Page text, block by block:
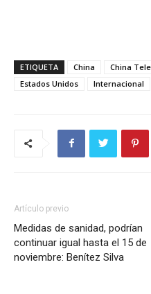
ETIQUETA China China
Estados Unidos
Internacional
Artículo previo
Medidas de sanidad, podrían
continuar igual hasta el 15 de
noviembre: Benítez Silva